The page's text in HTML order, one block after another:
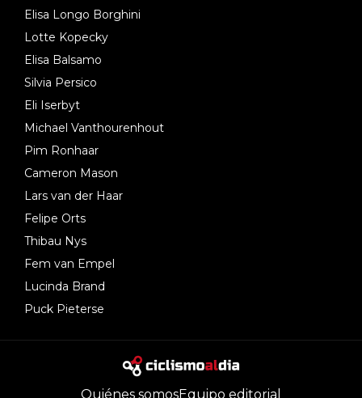
Elisa Longo Borghini
Lotte Kopecky
Elisa Balsamo
Silvia Persico
Eli Iserbyt
Michael Vanthourenhout
Pim Ronhaar
Cameron Mason
Lars van der Haar
Felipe Orts
Thibau Nys
Fem van Empel
Lucinda Brand
Puck Pieterse
Quiénes somosEquipo editorial